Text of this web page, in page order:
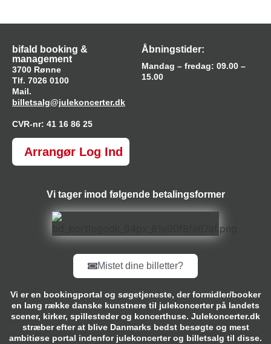
bifald booking &
management
3700 Rønne
Tlf. 7026 0100
Mail.
billetsalg@julekoncerter.dk
CVR-nr: 41 16 86 25
Arrangør Log Ind
Åbningstider:
Mandag – fredag: 09.00 –
15.00
Vi tager imod følgende betalingsformer
Mistet dine billetter?
Vi er en bookingportal og søgetjeneste, der formidler/booker
en lang række danske kunstnere til julekoncerter på landets
scener, kirker, spillesteder og koncerthuse. Julekoncerter.dk
stræber efter at blive Danmarks bedst besøgte og mest
ambitiøse portal indenfor julekoncerter og billetsalg til disse.